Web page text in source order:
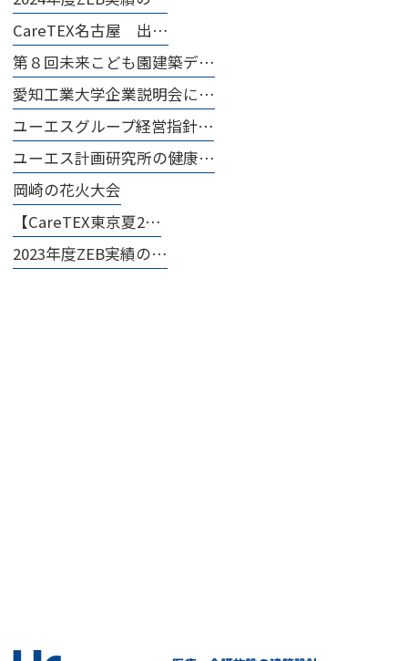
CareTEX名古屋 出…
第８回未来こども園建築デ…
愛知工業大学企業説明会に…
ユーエスグループ経営指針…
ユーエス計画研究所の健康…
岡崎の花火大会
【CareTEX東京夏2…
2023年度ZEB実績の…